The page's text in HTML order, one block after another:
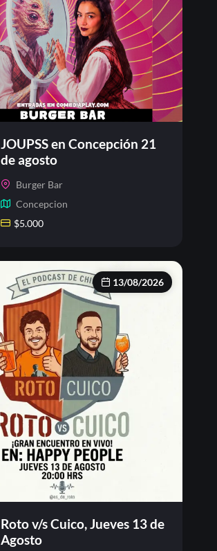
JOUPSS en Concepción 21
de agosto
Burger Bar
Concepcion
$5.000
13/08/2026
Roto v/s Cuico, Jueves 13 de
Agosto